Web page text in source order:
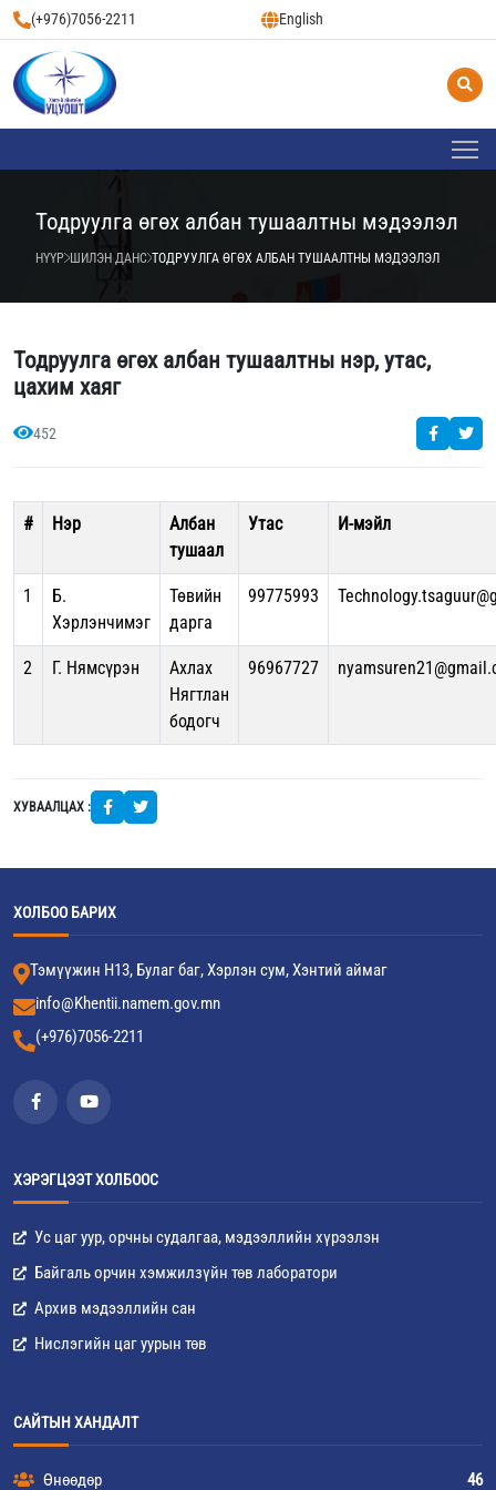
(+976)7056-2211 English
Тодруулга өгөх албан тушаалтны мэдээлэл
НҮҮР ШИЛЭН ДАНС ТОДРУУЛГА ӨГӨХ АЛБАН ТУШААЛТНЫ МЭДЭЭЛЭЛ
Тодруулга өгөх албан тушаалтны нэр, утас,
цахим хаяг
452
# Нэр
Албан
тушаал
Утас И-мэйл
1
Б.
Хэрлэнчимэг
Төвийн
дарга
99775993
2 Г. Нямсүрэн
Ахлах
Нягтлан
бодогч
96967727
ХУВААЛЦАХ :
ХОЛБОО БАРИХ
Тэмүүжин Н13, Булаг баг, Хэрлэн сум, Хэнтий аймаг
info@Khentii.namem.gov.mn
(+976)7056-2211
ХЭРЭГЦЭЭТ ХОЛБООС
Ус цаг уур, орчны судалгаа, мэдээллийн хүрээлэн
Байгаль орчин хэмжилзүйн төв лаборатори
Архив мэдээллийн сан
Нислэгийн цаг уурын төв
САЙТЫН ХАНДАЛТ
Өнөөдөр 46